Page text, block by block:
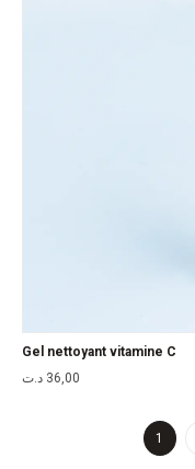
Gel nettoyant vitamine C
36,00 د.ت
1